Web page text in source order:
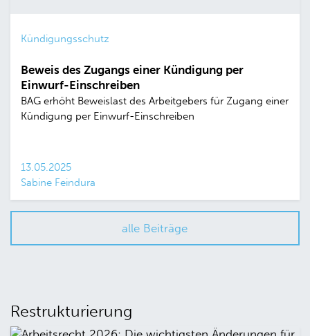
Kündigungsschutz
Beweis des Zugangs einer Kündigung per
Einwurf-Einschreiben
BAG erhöht Beweislast des Arbeitgebers für Zugang einer
Kündigung per Einwurf-Einschreiben
13.05.2025
Sabine Feindura
alle Beiträge
Restrukturierung